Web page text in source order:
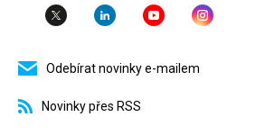
Odebírat novinky e-mailem
Novinky přes RSS